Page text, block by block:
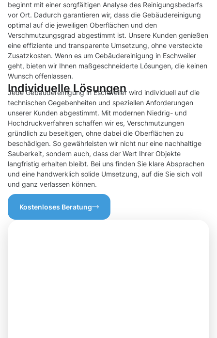
beginnt mit einer sorgfältigen Analyse des Reinigungsbedarfs
vor Ort. Dadurch garantieren wir, dass die Gebäudereinigung
optimal auf die jeweiligen Oberflächen und den
Verschmutzungsgrad abgestimmt ist. Unsere Kunden genießen
eine effiziente und transparente Umsetzung, ohne versteckte
Zusatzkosten. Wenn es um Gebäudereinigung in Eschweiler
geht, bieten wir Ihnen maßgeschneiderte Lösungen, die keinen
Wunsch offenlassen.
Individuelle Lösungen
Jede Gebäudereinigung in Eschweiler wird individuell auf die
technischen Gegebenheiten und speziellen Anforderungen
unserer Kunden abgestimmt. Mit modernen Niedrig- und
Hochdruckverfahren schaffen wir es, Verschmutzungen
gründlich zu beseitigen, ohne dabei die Oberflächen zu
beschädigen. So gewährleisten wir nicht nur eine nachhaltige
Sauberkeit, sondern auch, dass der Wert Ihrer Objekte
langfristig erhalten bleibt. Bei uns finden Sie klare Absprachen
und eine handwerklich solide Umsetzung, auf die Sie sich voll
und ganz verlassen können.
Kostenloses Beratung